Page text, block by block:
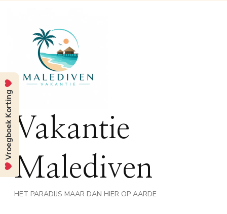
Vakantie
Malediven
HET PARADIJS MAAR DAN HIER OP AARDE
Vroegboek Korting